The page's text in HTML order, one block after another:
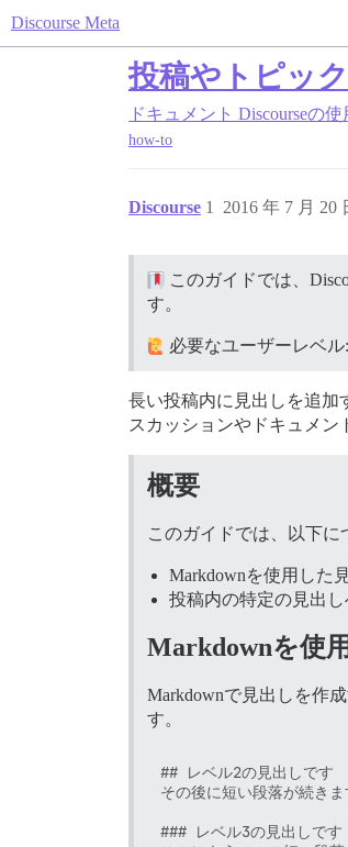
Discourse Meta
投稿やトピッ
ドキュメント Discourseの使
how-to
Discourse 2016 年 7 月 20
1
このガイドでは、
す。
必要なユーザーレベ
長い投稿内に見出しを追加
スカッションやドキュメン
概要
このガイドでは、以下に
Markdownを使用した
投稿内の特定の見出
Markdownを使
Markdownで見出しを作
す。
## レベル2の見出しです
その後に短い段落が続きま
### レベル3の見出しです